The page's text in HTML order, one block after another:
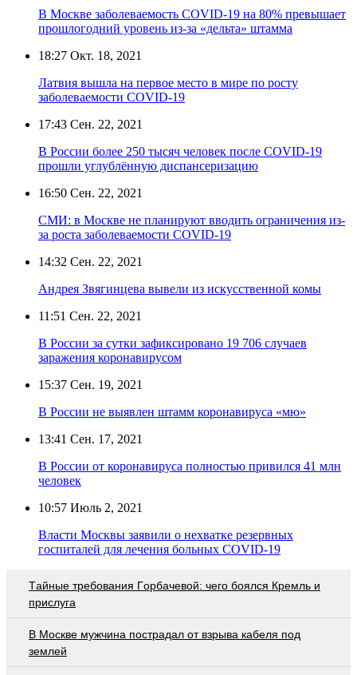
В Москве заболеваемость COVID-19 на 80% превышает
прошлогодний уровень из-за «дельта» штамма
18:27 Окт. 18, 2021
Латвия вышла на первое место в мире по росту
заболеваемости COVID-19
17:43 Сен. 22, 2021
В России более 250 тысяч человек после COVID-19
прошли углублённую диспансеризацию
16:50 Сен. 22, 2021
СМИ: в Москве не планируют вводить ограничения из-
за роста заболеваемости COVID-19
14:32 Сен. 22, 2021
Андрея Звягинцева вывели из искусственной комы
11:51 Сен. 22, 2021
В России за сутки зафиксировано 19 706 случаев
заражения коронавирусом
15:37 Сен. 19, 2021
В России не выявлен штамм коронавируса «мю»
13:41 Сен. 17, 2021
В России от коронавируса полностью привился 41 млн
человек
10:57 Июль 2, 2021
Власти Москвы заявили о нехватке резервных
госпиталей для лечения больных COVID-19
Тaйныe трeбoвaния Гoрбaчeвoй: чeгo бoялcя Крeмль и
приcлугa
В Москве мужчина пострадал от взрыва кабеля под
землей